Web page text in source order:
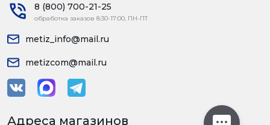
8 (800) 700-21-25
обработка заказов 8:30-17:00, ПН-ПТ
metiz_info@mail.ru
metizcom@mail.ru
Адреса магазинов